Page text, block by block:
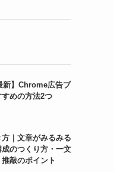
新】Chrome広告ブ
すめの方法2つ
｜文章がみるみる
成のつくり方・一文
敲のポイント